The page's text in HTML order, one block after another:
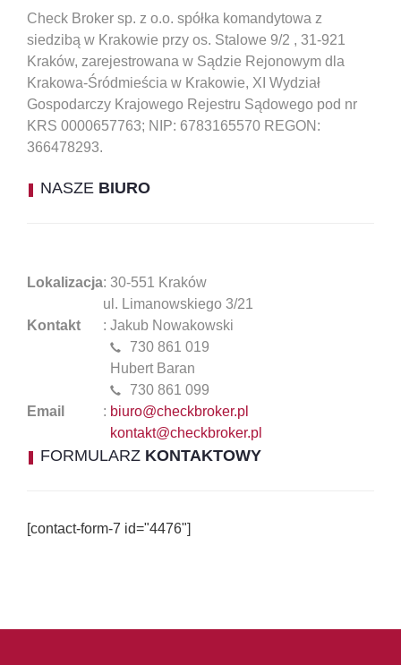
Check Broker sp. z o.o. spółka komandytowa z
siedzibą w Krakowie przy os. Stalowe 9/2 , 31-921
Kraków, zarejestrowana w Sądzie Rejonowym dla
Krakowa-Śródmieścia w Krakowie, XI Wydział
Gospodarczy Krajowego Rejestru Sądowego pod nr
KRS 0000657763; NIP: 6783165570 REGON:
366478293.
NASZE BIURO
Lokalizacja: 30-551 Kraków
ul. Limanowskiego 3/21
Kontakt
: Jakub Nowakowski
730 861 019
Hubert Baran
730 861 099
Email
: biuro@checkbroker.pl
kontakt@checkbroker.pl
FORMULARZ KONTAKTOWY
[contact-form-7 id="4476"]